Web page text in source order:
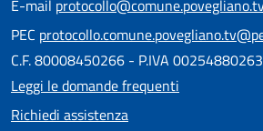
E-mail
PEC
C.F. 80008450266 - P.IVA 00254880263
Leggi le domande frequenti
Richiedi assistenza